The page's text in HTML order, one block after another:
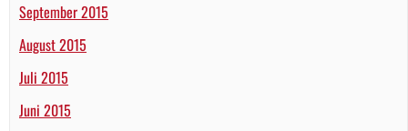
September 2015
August 2015
Juli 2015
Juni 2015